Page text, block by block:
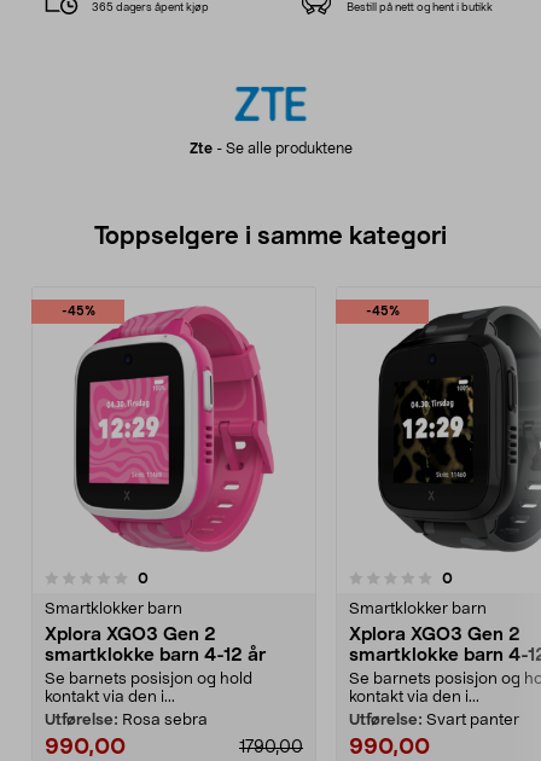
Zte- Se alle produktene
365 dagers åpent kjøp Bestill på nett og hent i butikk
Toppselgere i samme kategori
-45%
0anmeldelser
Smartklokker barn
Xplora XGO3 Gen 2
smartklokke barn 4-12 år
Se barnets posisjon og hold
kontakt via den i...
Utførelse: Rosa sebra
990,00 1790,00
-45%
0.0 av 5 stjerner 0anmeldelser
Smartklokker barn
Xplora XGO3 Gen 2
smartklokke barn 4-
Se barnets posisjon og
kontakt via den i...
Utførelse: Svart panter
990,00
0.0 av 5 stjerner